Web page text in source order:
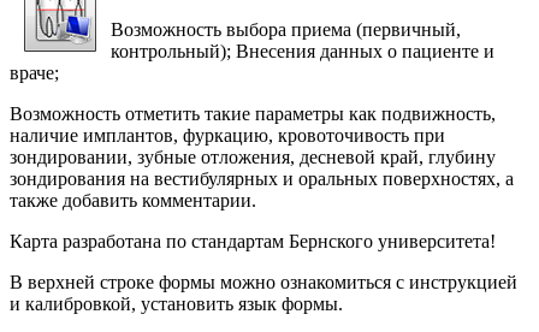
Возможность выбора приема (первичный,
контрольный); Внесения данных о пациенте и
враче;
Возможность отметить такие параметры как подвижность,
наличие имплантов, фуркацию, кровоточивость при
зондировании, зубные отложения, десневой край, глубину
зондирования на вестибулярных и оральных поверхностях, а
также добавить комментарии.
Карта разработана по стандартам Бернского университета!
В верхней строке формы можно ознакомиться с инструкцией
и калибровкой, установить язык формы.